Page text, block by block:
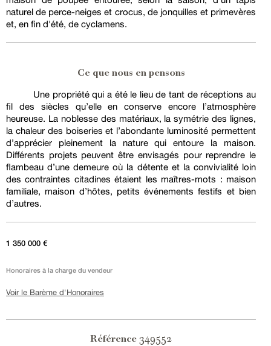
naturel de perce-neiges et crocus, de jonquilles et primevères
et, en fin d'été, de cyclamens.
Ce que nous en pensons
Une propriété qui a été le lieu de tant de réceptions au
fil des siècles qu’elle en conserve encore l’atmosphère
heureuse. La noblesse des matériaux, la symétrie des lignes,
la chaleur des boiseries et l’abondante luminosité permettent
d’apprécier pleinement la nature qui entoure la maison.
Différents projets peuvent être envisagés pour reprendre le
flambeau d’une demeure où la détente et la convivialité loin
des contraintes citadines étaient les maîtres-mots : maison
familiale, maison d’hôtes, petits événements festifs et bien
d’autres.
1 350 000 €
Honoraires à la charge du vendeur
Voir le Barème d'Honoraires
Référence 349552